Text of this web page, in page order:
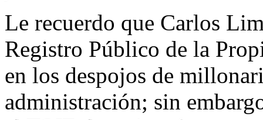
Le recuerdo que Carlos
Registro Público de la
en los despojos de
administración; sin